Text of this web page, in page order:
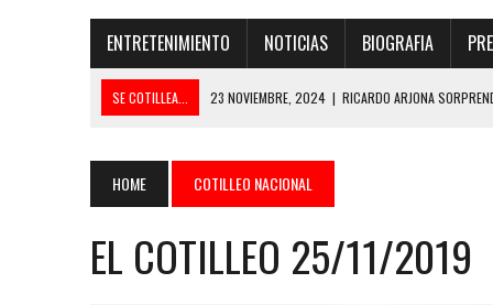
ENTRETENIMIENTO NOTICIAS BIOGRAFIA
SE COTILLEA... 23 NOVIEMBRE, 2024 | RICARDO ARJONA
21 NOVIEMBRE, 2023 | ESLABON ARMADO SE LLEVA A CASA EL
GLOBAL ELLA BAILA SOLA
31 MARZO, 2023
GRUPO NICHE ANUNCIA SUS FECHAS EN EUROPA
HOME COTILLEO NACIONAL
EL COTILLEO 25/11/2019